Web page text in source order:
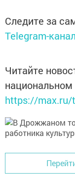
Следите за
Telegram-
Читайте
https://max.ru/